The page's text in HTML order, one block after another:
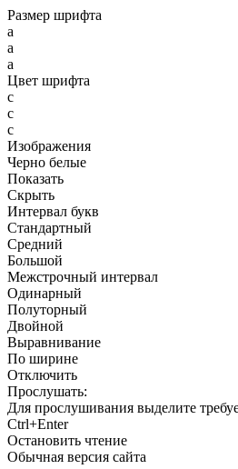
Размер шрифта
a
a
a
Цвет шрифта
c
c
c
Изображения
Черно белые
Показать
Скрыть
Интервал букв
Стандартный
Средний
Большой
Межстрочный интервал
Одинарный
Полуторный
Двойной
Выравнивание
По ширине
Отключить
Прослушать:
Для прослушивания выделите
Ctrl+Enter
Остановить чтение
Обычная версия сайта